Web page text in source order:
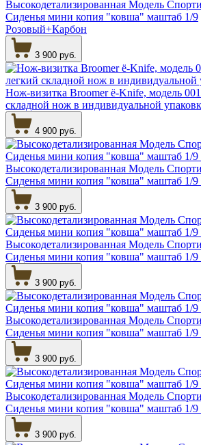
Высокодетализированная Модель
Сиденья мини копия "ковша" маштаб 1/9
Розовый+Карбон
3 900 руб.
Нож-визитка Broomer ё-Knife, модель
складной нож в индивидуальной
4 900 руб.
Высокодетализированная Модель
Сиденья мини копия "ковша" маштаб 1/
3 900 руб.
Высокодетализированная Модель
Сиденья мини копия "ковша" маштаб 1/
3 900 руб.
Высокодетализированная Модель
Сиденья мини копия "ковша" маштаб 1/9
3 900 руб.
Высокодетализированная Модель
Сиденья мини копия "ковша" маштаб 1/
3 900 руб.